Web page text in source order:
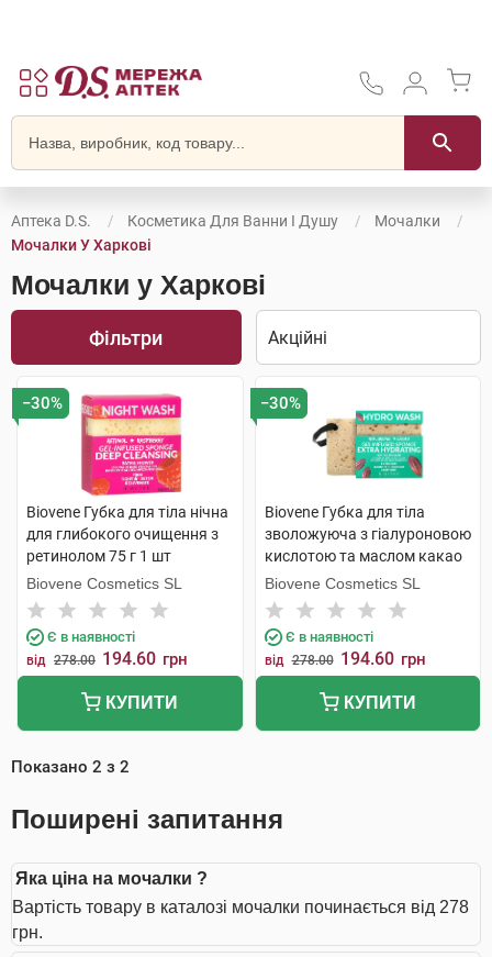
Аптека D.S. Косметика Для Ванни І Душу
Мочалки
Мочалки У Харкові
Мочалки у Харкові
Фільтри
−30%
Biovene Губка для тіла нічна
для глибокого очищення з
ретинолом 75 г 1 шт
Biovene Cosmetics SL
Є в наявності
від 278.00 194.60 грн
КУПИТИ
−30%
Biovene Губка для тіла
зволожуюча з гіалуроновою
кислотою та маслом какао
75 г 1 шт
Biovene Cosmetics SL
Є в наявності
від 278.00 194.60 грн
КУПИТИ
Показано 2 з 2
Поширені запитання
Яка ціна на мочалки ?
Вартість товару в каталозі мочалки починається від 278
грн.